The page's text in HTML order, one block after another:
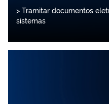
> Tramitar documentos
sistemas